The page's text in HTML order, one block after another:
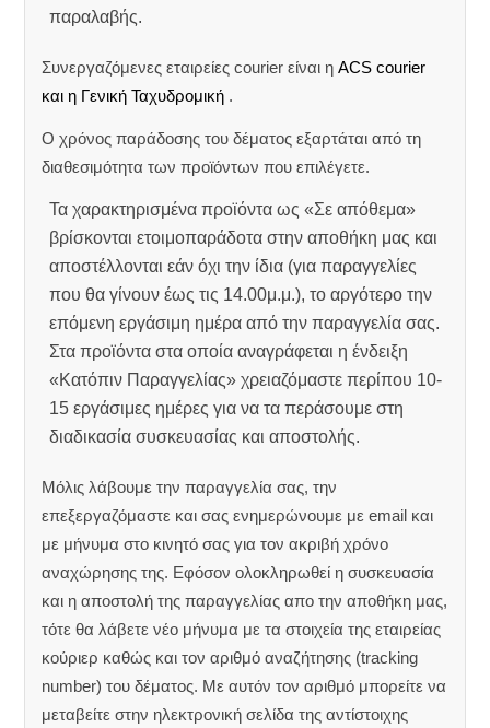
παραλαβής.
Συνεργαζόμενες εταιρείες courier είναι ηACS courier
και η Γενική Ταχυδρομική .
Ο χρόνος παράδοσης του δέματος εξαρτάται από τη
διαθεσιμότητα των προϊόντων που επιλέγετε.
Τα χαρακτηρισμένα προϊόντα ως «Σε απόθεμα»
βρίσκονται ετοιμοπαράδοτα στην αποθήκη μας και
αποστέλλονται εάν όχι την ίδια (για παραγγελίες
που θα γίνουν έως τις 14.00μ.μ.), το αργότερο την
επόμενη εργάσιμη ημέρα από την παραγγελία σας.
Στα προϊόντα στα οποία αναγράφεται η ένδειξη
«Κατόπιν Παραγγελίας» χρειαζόμαστε περίπου 10-
15 εργάσιμες ημέρες για να τα περάσουμε στη
διαδικασία συσκευασίας και αποστολής.
Μόλις λάβουμε την παραγγελία σας, την
επεξεργαζόμαστε και σας ενημερώνουμε με email και
με μήνυμα στο κινητό σας για τον ακριβή χρόνο
αναχώρησης της. Εφόσον ολοκληρωθεί η συσκευασία
και η αποστολή της παραγγελίας απο την αποθήκη μας,
τότε θα λάβετε νέο μήνυμα με τα στοιχεία της εταιρείας
κούριερ καθώς και τον αριθμό αναζήτησης (tracking
number) του δέματος. Με αυτόν τον αριθμό μπορείτε να
μεταβείτε στην ηλεκτρονική σελίδα της αντίστοιχης